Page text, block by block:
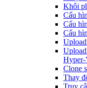
Khôi
Cấu
Cấu
Cấu
Clone
Thay
Truy